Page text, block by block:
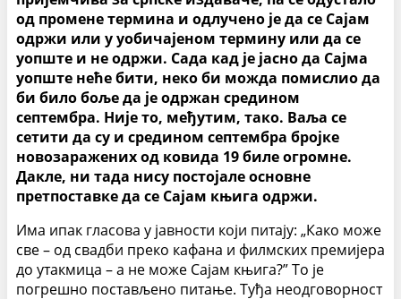
од промене термина и одлучено је да се Сајам
одржи или у уобичајеном термину или да се
уопште и не одржи. Сада кад је јасно да Сајма
уопште неће бити, неко би можда помислио да
би било боље да је одржан средином
септембра. Није то, међутим, тако. Ваља се
сетити да су и средином септембра бројке
новозаражених од ковида 19 биле огромне.
Дакле, ни тада нису постојале основне
претпоставке да се Сајам књига одржи.
Има ипак гласова у јавности који питају: „Како може
све – од свадби преко кафана и филмских премијера
до утакмица – а не може Сајам књига?” То је
погрешно постављено питање. Туђа неодговорност